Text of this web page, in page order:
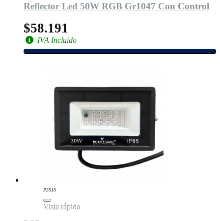
Reflector Led 50W RGB Gr1047 Con Control
$58.191
IVA Incluido
P5515
Vista rápida